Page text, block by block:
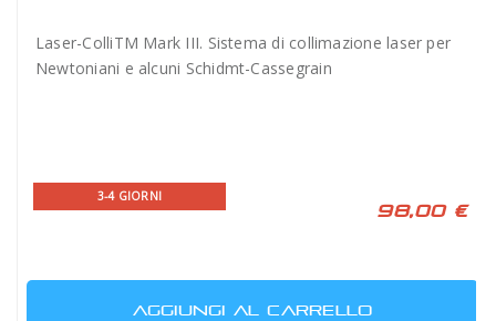
Laser-ColliTM Mark III. Sistema di collimazione laser per
Newtoniani e alcuni Schidmt-Cassegrain
3-4 GIORNI
98,00 €
AGGIUNGI AL CARRELLO